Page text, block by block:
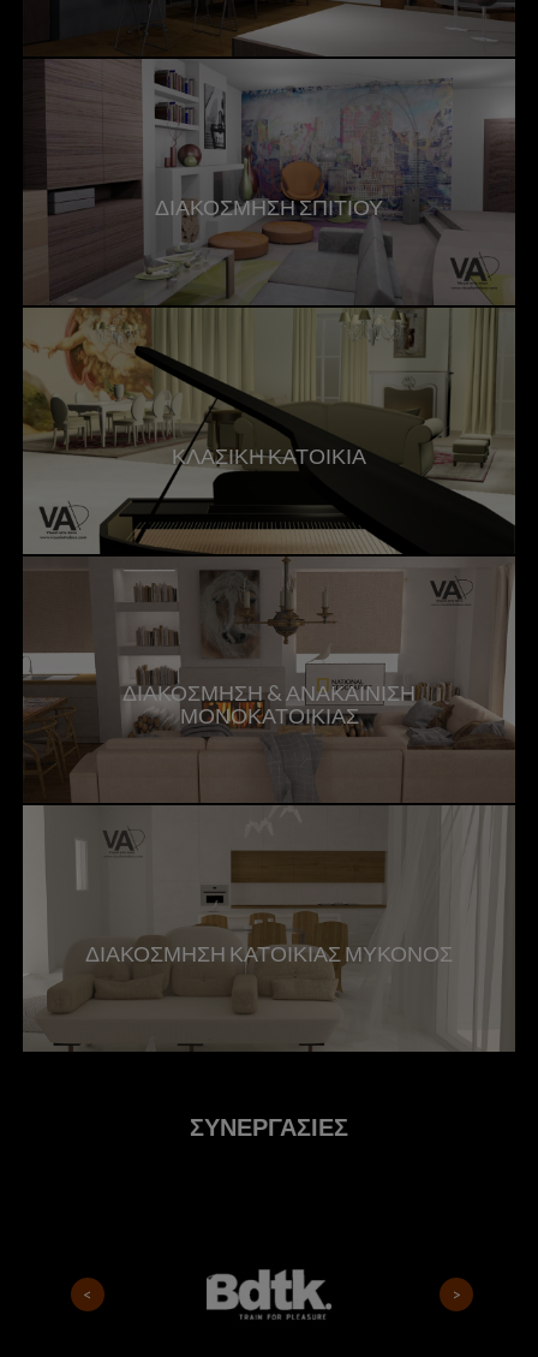
ΔΙΑΚΟΣΜΗΣΗ ΣΠΙΤΙΟΥ
ΚΛΑΣΙΚΗ ΚΑΤΟΙΚΙΑ
ΔΙΑΚΟΣΜΗΣΗ & ΑΝΑΚΑΙΝΙΣΗ
ΜΟΝΟΚΑΤΟΙΚΙΑΣ
ΔΙΑΚΟΣΜΗΣΗ ΚΑΤΟΙΚΙΑΣ ΜΥΚΟΝΟΣ
ΣΥΝΕΡΓΑΣΙΕΣ